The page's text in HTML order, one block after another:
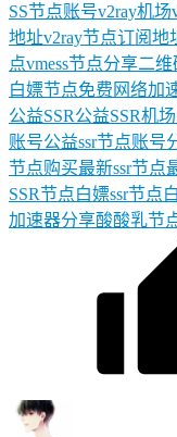
SS节点账号v2ray机场
地址v2ray节点订阅地
点vmess节点分享二维
白嫖节点免费网络加
公益SSR公益SSR机场
账号公益ssr节点账号
节点购买最新ssr节点
SSR节点白嫖ssr节点
加速器分享酸酸乳节